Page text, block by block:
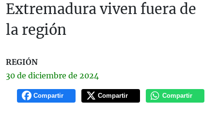
Extremadura viven fuera de
la región
REGIÓN
30 de diciembre de 2024
Compartir Compartir Compartir